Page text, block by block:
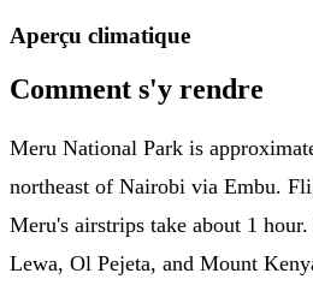
Aperçu climatique
Comment s'y rendre
Meru National Park is
northeast of Nairobi via Embu.
Meru's airstrips take about 1
Lewa, Ol Pejeta, and Mount